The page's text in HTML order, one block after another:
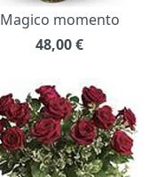
Magico momento
48,00€